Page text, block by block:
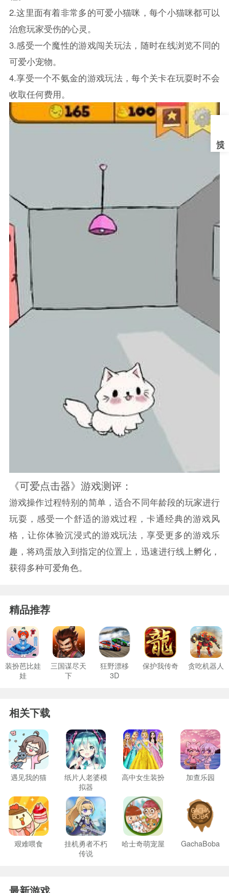
2.这里面有着非常多的可爱小猫咪，每个小猫咪都可以
治愈玩家受伤的心灵。
3.感受一个魔性的游戏闯关玩法，随时在线浏览不同的
可爱小宠物。
4.享受一个不氨金的游戏玩法，每个关卡在玩耍时不会
收取任何费用。
《可爱点击器》游戏测评：
游戏操作过程特别的简单，适合不同年龄段的玩家进行
玩耍，感受一个舒适的游戏过程，卡通经典的游戏风
格，让你体验沉浸式的游戏玩法，享受更多的游戏乐
趣，将鸡蛋放入到指定的位置上，迅速进行线上孵化，
获得多种可爱角色。
精品推荐
装扮芭比娃
娃
三国谋尽天
下
狂野漂移
3D
保护我传奇 贪吃机器人
相关下载
遇见我的猫
纸片人老婆模
拟器
高中女生装扮 加查乐园
艰难喂食
挂机勇者不朽
传说
哈士奇萌宠屋 GachaBoba